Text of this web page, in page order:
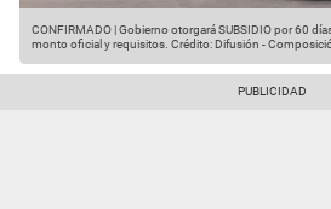
CONFIRMADO | Gobierno otorgará SUBSIDIO por 60
monto oficial y requisitos. Crédito: Difusión -